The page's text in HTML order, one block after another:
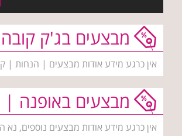
מבצעים בג'ק קובה
אין כרגע מידע אודות מבצעים | הנחות |
מבצעים באופנה
אין כרגע מידע אודות מבצעים נוספים, נא